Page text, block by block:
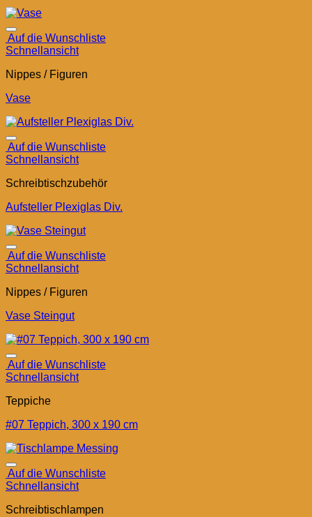
Auf die Wunschliste
Schnellansicht
Nippes / Figuren
Vase
Auf die Wunschliste
Schnellansicht
Schreibtischzubehör
Aufsteller Plexiglas Div.
Auf die Wunschliste
Schnellansicht
Nippes / Figuren
Vase Steingut
Auf die Wunschliste
Schnellansicht
Teppiche
#07 Teppich, 300 x 190 cm
Auf die Wunschliste
Schnellansicht
Schreibtischlampen